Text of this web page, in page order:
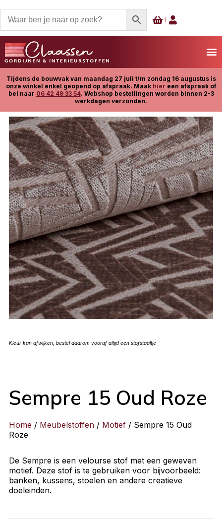
Tijdens de bouwvak van maandag 27 juli t/m zondag 16 augustus is
onze winkel enkel geopend op afspraak. Maak hier een afspraak of
bel naar 06 42 49 33 54. Webshop bestellingen worden binnen 2-3
werkdagen verzonden.
Kleur kan afwijken, bestel daarom vooraf altijd een stofstaaltje
Sempre 15 Oud Roze
Home / Meubelstoffen / Motief / Sempre 15 Oud
Roze
De Sempre is een velourse stof met een geweven
motief. Deze stof is te gebruiken voor bijvoorbeeld:
banken, kussens, stoelen en andere creatieve
doeleinden.